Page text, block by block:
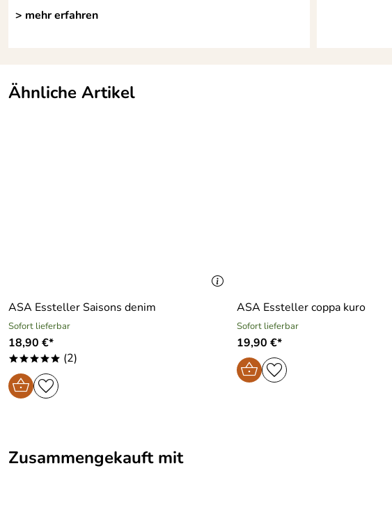
> mehr erfahren
Ähnliche Artikel
ASA Essteller Saisons denim
Sofort lieferbar
18,90 €*
***** (2)
ASA Essteller coppa kuro
Sofort lieferbar
19,90 €*
Zusammengekauft mit